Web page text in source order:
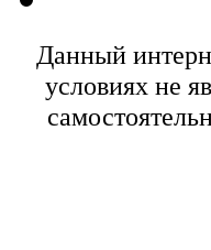
Данный
условиях не